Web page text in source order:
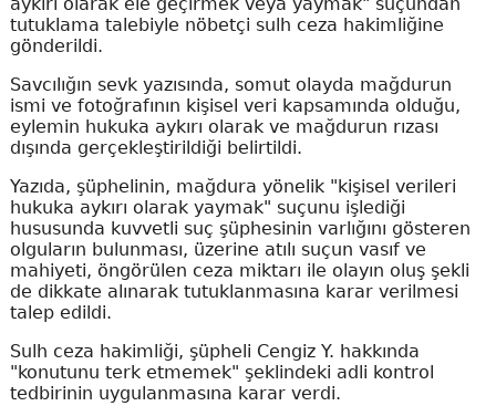
aykırı olarak ele geçirmek veya yaymak" suçundan
tutuklama talebiyle nöbetçi sulh ceza hakimliğine
gönderildi.
Savcılığın sevk yazısında, somut olayda mağdurun
ismi ve fotoğrafının kişisel veri kapsamında olduğu,
eylemin hukuka aykırı olarak ve mağdurun rızası
dışında gerçekleştirildiği belirtildi.
Yazıda, şüphelinin, mağdura yönelik "kişisel verileri
hukuka aykırı olarak yaymak" suçunu işlediği
hususunda kuvvetli suç şüphesinin varlığını gösteren
olguların bulunması, üzerine atılı suçun vasıf ve
mahiyeti, öngörülen ceza miktarı ile olayın oluş şekli
de dikkate alınarak tutuklanmasına karar verilmesi
talep edildi.
Sulh ceza hakimliği, şüpheli Cengiz Y. hakkında
"konutunu terk etmemek" şeklindeki adli kontrol
tedbirinin uygulanmasına karar verdi.